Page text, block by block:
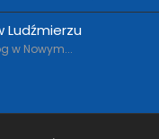
Ludźmierzu
w Nowym...